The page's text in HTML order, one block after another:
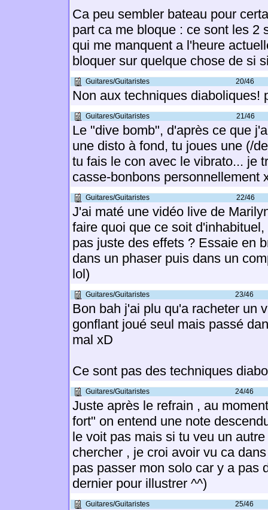
Ca peu sembler bateau pour
part ca me bloque : ce sont les 2
qui me manquent a l'heure
bloquer sur quelque chose de si
Guitares/Guitaristes 20/46
Non aux techniques diaboliques!
Guitares/Guitaristes 21/46
Le "dive bomb", d'après ce que
une disto à fond, tu joues une (/
tu fais le con avec le vibrato... je
casse-bonbons personnellement
Guitares/Guitaristes 22/46
J'ai maté une vidéo live de
faire quoi que ce soit
pas juste des effets ? Essaie en
dans un phaser puis dans un
lol)
Guitares/Guitaristes 23/46
Bon bah j'ai plu qu'a racheter un
gonflant joué seul mais passé
mal xD
Ce sont pas des techniques
Guitares/Guitaristes 24/46
Juste après le refrain , au
fort" on entend une note
le voit pas mais si tu veu un
chercher , je croi avoir vu ca
pas passer mon solo car y a pas
dernier pour illustrer ^^)
Guitares/Guitaristes 25/46